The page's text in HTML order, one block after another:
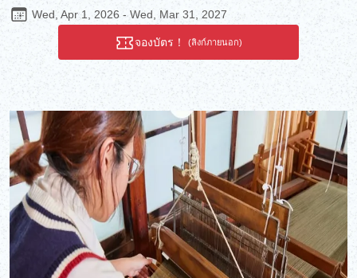
งานที่สวยงามอย่างเชี่ยวชาญ ประสบการณ์การย้อมผ้าในเวิร์กช็อปดิน
เผาที่ยังคงรักษาจิตวิญญาณของญี่ปุ่นยุคก่อนสมัยใหม่ไว้ จะทำให้คุณ
รู้สึกอบอุ่นใจและหวนนึกถึงอดีต
Wed, Apr 1, 2026 - Wed, Mar 31, 2027
จองบัตร！ (ลิงก์ภายนอก)